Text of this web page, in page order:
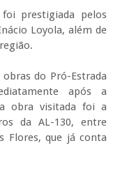
prestigiada pelos
Loyola, além de
do Pró-Estrada
após a
obra visitada foi a
da AL-130, entre
Flores, que já conta